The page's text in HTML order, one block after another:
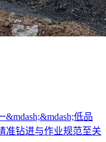
低品
准钻进与作业规范至关